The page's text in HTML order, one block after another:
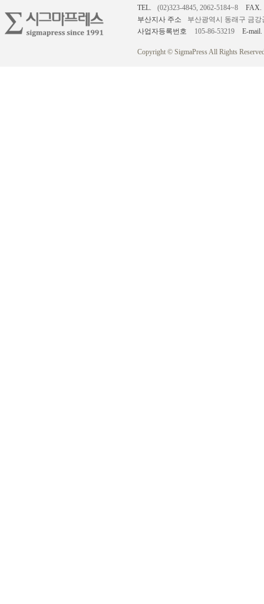
TEL.
(02)323-4845, 2062-5184~8
FAX.
부산지사 주소
부산광역시 동래구 금강
사업자등록번호
105-86-53219 E-mail.
Copyright © SigmaPress All Rights